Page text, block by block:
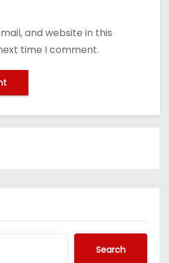
and website in this
time I comment.
Search